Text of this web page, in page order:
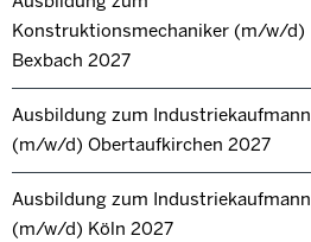
Konstruktionsmechaniker (m/w/d)
Bexbach 2027
Ausbildung zum Industriekaufmann
(m/w/d) Obertaufkirchen 2027
Ausbildung zum Industriekaufmann
(m/w/d) Köln 2027